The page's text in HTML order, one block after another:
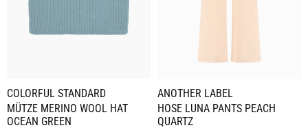
COLORFUL STANDARD
MÜTZE MERINO WOOL HAT
OCEAN GREEN
ANOTHER LABEL
HOSE LUNA PANTS PEACH
QUARTZ